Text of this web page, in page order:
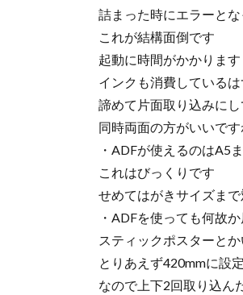
詰まった時にエラーと
これが結構面倒です
起動に時間がかかります
インクも消費している
諦めて片面取り込みに
同時両面の方がいいです
・ADFが使えるのはA5
これはびっくりです
せめてはがきサイズま
・ADFを使っても何故
スティックポスターと
とりあえず420mmに設
なので上下2回取り込ん